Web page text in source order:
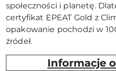
społeczności i planetę.
certyfikat EPEAT Gold z
opakowanie pochodzi w
źródeł.
Informacje